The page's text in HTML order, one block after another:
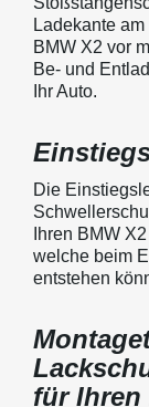
Ladekante
BMW X2 vor
Be- und
Ihr Auto.
Die
Ihren BMW
welche beim
entstehen
für Ihren